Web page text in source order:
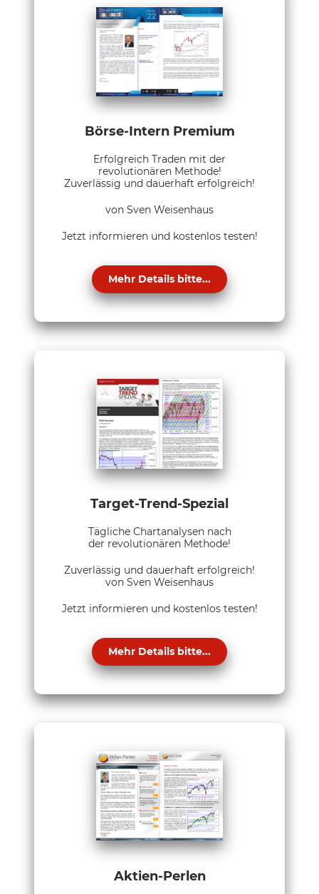
Börse-Intern Premium
Erfolgreich Traden mit der
revolutionären Methode!
Zuverlässig und dauerhaft erfolgreich!
von Sven Weisenhaus
Jetzt informieren und kostenlos testen!
Mehr Details bitte...
Target-Trend-Spezial
Tägliche Chartanalysen nach
der revolutionären Methode!
Zuverlässig und dauerhaft erfolgreich!
von Sven Weisenhaus
Jetzt informieren und kostenlos testen!
Mehr Details bitte...
Aktien-Perlen